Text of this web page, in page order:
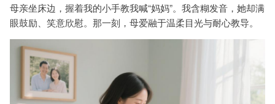
母亲坐床边，握着我的小手教我喊“妈妈”。我含糊发音，她却满
眼鼓励、笑意欣慰。那一刻，母爱融于温柔目光与耐心教导。